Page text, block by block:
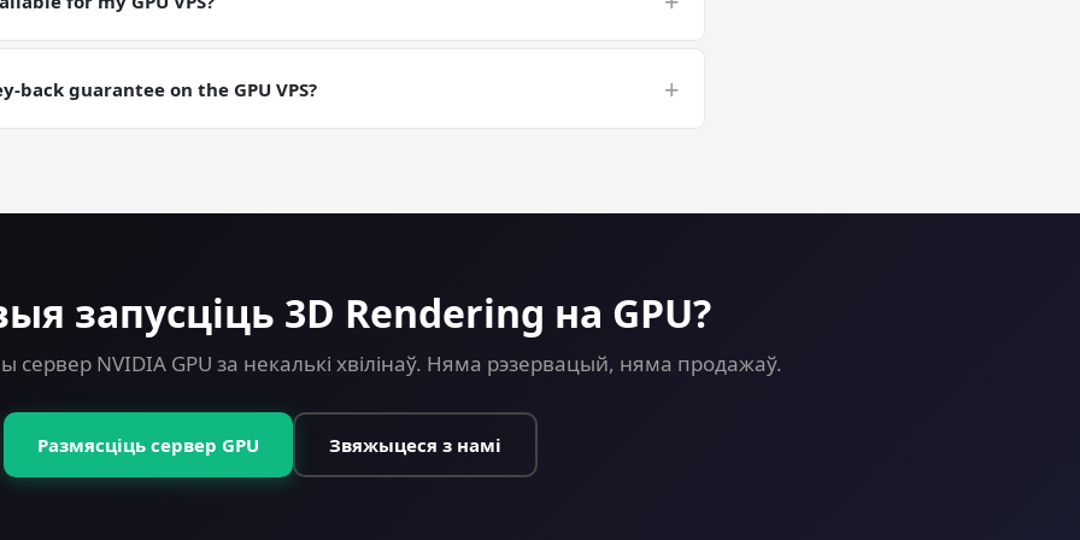
runs where you want a checkpointable server state.
back guarantee on the GPU VPS? +
запусціць 3D Rendering на GPU?
сервер NVIDIA GPU за некалькі хвілінаў. Няма рэзервацый, няма продажаў.
Размясціць сервер GPU Звяжыцеся з намі